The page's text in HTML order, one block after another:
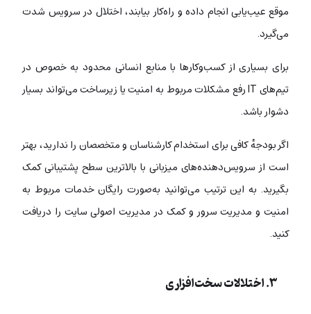
موقع عیب‌یابی انجام داده و راه‌کار بیابند، اختلال در سرویس شدت
می‌گیرد.
برای بسیاری از کسب‌وکارها با منابع انسانی محدود به خصوص در
تیم‌های IT رفع مشکلات مربوط به امنیت یا زیرساخت می‌تواند بسیار
دشوار باشد.
اگر بودجهٔ‌ کافی برای استخدام کارشناسان و متخصصان را ندارید، بهتر
است از سرویس‌دهنده‌های میزبانی با بالاترین سطح پشتیبانی کمک
بگیرید. به این ترتیب می‌توانید به‌صورت رایگان خدمات مربوط به
امنیت و مدیریت سرور و کمک در مدیریت اصولی سایت را دریافت
کنید.
۳. اختلالات سخت‌افزاری